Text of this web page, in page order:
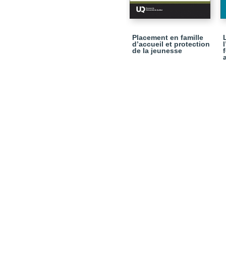
Placement en famille
d’accueil et protection
de la jeunesse